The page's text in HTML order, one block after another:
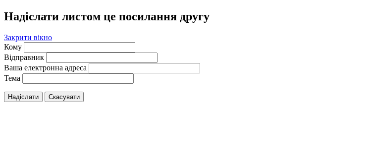
Надіслати листом це посилання другу
Закрити вікно
Кому
Відправник
Ваша електронна адреса
Тема
Надіслати Скасувати